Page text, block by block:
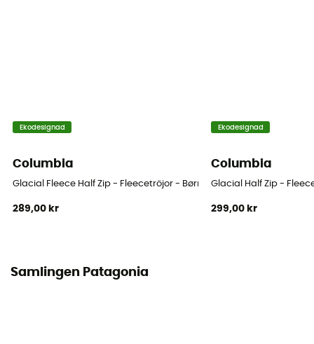
Heavyweight
Ekodesignad
Columbia
Glacial Fleece Half Zip - Fleecetröjor - Børn
289,00 kr
Ekodesignad
Columbia
Glacial Half Zip -
299,00 kr
Samlingen Patagonia